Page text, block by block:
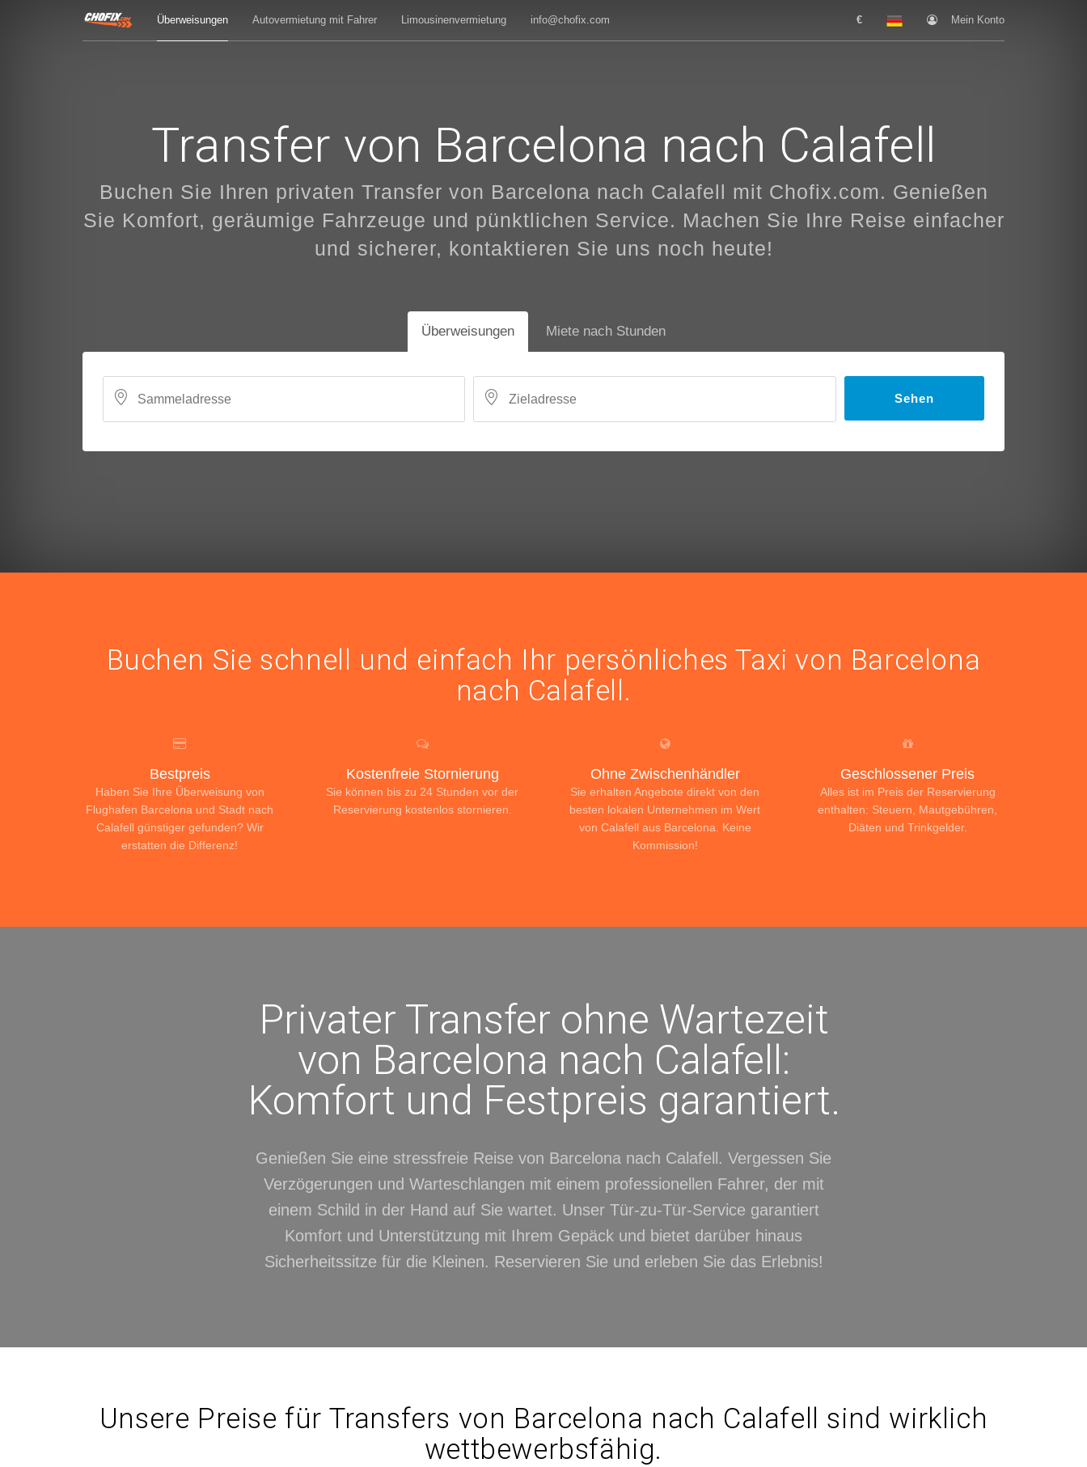
Überweisungen Autovermietung mit Fahrer Limousinenvermietung info@chofix.com € Mein Konto
Transfer von Barcelona nach Calafell
Buchen Sie Ihren privaten Transfer von Barcelona nach Calafell mit Chofix.com. Genießen
Sie Komfort, geräumige Fahrzeuge und pünktlichen Service. Machen Sie Ihre Reise einfacher
und sicherer, kontaktieren Sie uns noch heute!
Überweisungen Miete nach Stunden
Sehen
Buchen Sie schnell und einfach Ihr persönliches Taxi von Barcelona
nach Calafell.
Bestpreis
Haben Sie Ihre Überweisung von
Flughafen Barcelona und Stadt nach
Calafell günstiger gefunden? Wir
erstatten die Differenz!
Kostenfreie Stornierung
Sie können bis zu 24 Stunden vor der
Reservierung kostenlos stornieren.
Ohne Zwischenhändler
Sie erhalten Angebote direkt von den
besten lokalen Unternehmen im Wert
von Calafell aus Barcelona. Keine
Kommission!
Geschlossener Preis
Alles ist im Preis der Reservierung
enthalten: Steuern, Mautgebühren,
Diäten und Trinkgelder.
Privater Transfer ohne Wartezeit
von Barcelona nach Calafell:
Komfort und Festpreis garantiert.
Genießen Sie eine stressfreie Reise von Barcelona nach Calafell. Vergessen Sie
Verzögerungen und Warteschlangen mit einem professionellen Fahrer, der mit
einem Schild in der Hand auf Sie wartet. Unser Tür-zu-Tür-Service garantiert
Komfort und Unterstützung mit Ihrem Gepäck und bietet darüber hinaus
Sicherheitssitze für die Kleinen. Reservieren Sie und erleben Sie das Erlebnis!
Unsere Preise für Transfers von Barcelona nach Calafell sind wirklich
wettbewerbsfähig.